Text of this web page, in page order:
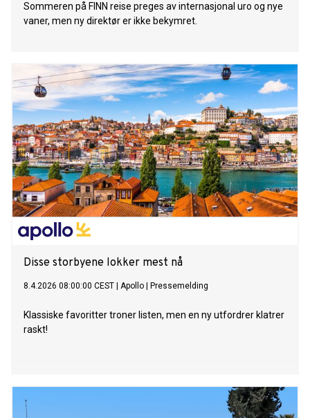
Sommeren på FINN reise preges av internasjonal uro og nye
vaner, men ny direktør er ikke bekymret.
Disse storbyene lokker mest nå
8.4.2026 08:00:00 CEST Apollo Pressemelding
Klassiske favoritter troner listen, men en ny utfordrer klatrer
raskt!